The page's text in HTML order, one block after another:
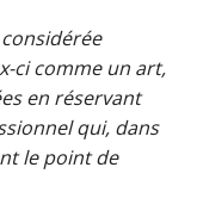
ci comme un art,
en réservant
qui, dans
le point de